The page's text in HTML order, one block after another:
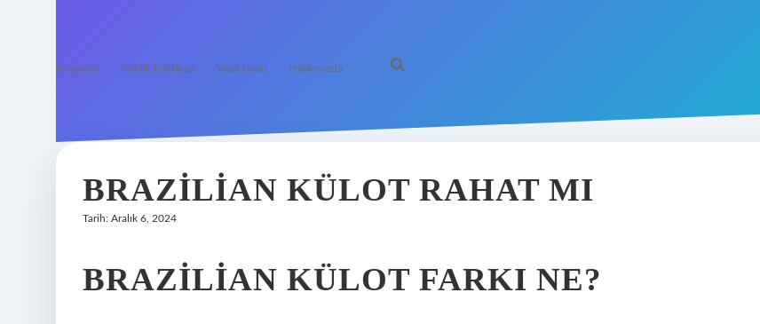
Anasayfa Gizlilik Politikası Yasal Uyarı Hakkımızda
BRAZILIAN KÜLOT RAHAT MI
Tarih: Aralık 6, 2024
BRAZILIAN KÜLOT FARKI NE?